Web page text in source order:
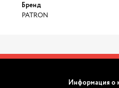
Бренд
PATRON
Информация о